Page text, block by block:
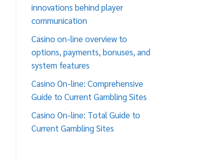
innovations behind player
communication
Casino on-line overview to
options, payments, bonuses, and
system features
Casino On-line: Comprehensive
Guide to Current Gambling Sites
Casino On-line: Total Guide to
Current Gambling Sites